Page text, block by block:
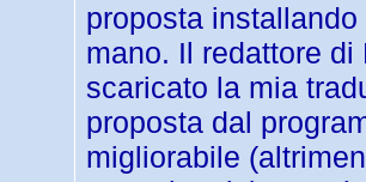
proposta
mano. Il redattore
scaricato la mia
proposta dal
migliorabile